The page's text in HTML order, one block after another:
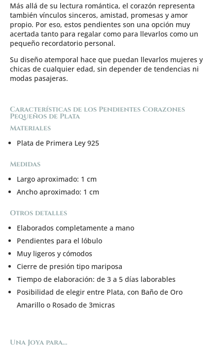
Más allá de su lectura romántica, el corazón representa
también vínculos sinceros, amistad, promesas y amor
propio. Por eso, estos pendientes son una opción muy
acertada tanto para regalar como para llevarlos como un
pequeño recordatorio personal.
Su diseño atemporal hace que puedan llevarlos mujeres y
chicas de cualquier edad, sin depender de tendencias ni
modas pasajeras.
Características de los Pendientes Corazones
Pequeños de Plata
Materiales
Plata de Primera Ley 925
Medidas
Largo aproximado: 1 cm
Ancho aproximado: 1 cm
Otros detalles
Elaborados completamente a mano
Pendientes para el lóbulo
Muy ligeros y cómodos
Cierre de presión tipo mariposa
Tiempo de elaboración: de 3 a 5 días laborables
Posibilidad de elegir entre Plata, con Baño de Oro
Amarillo o Rosado de 3micras
Una Joya para…